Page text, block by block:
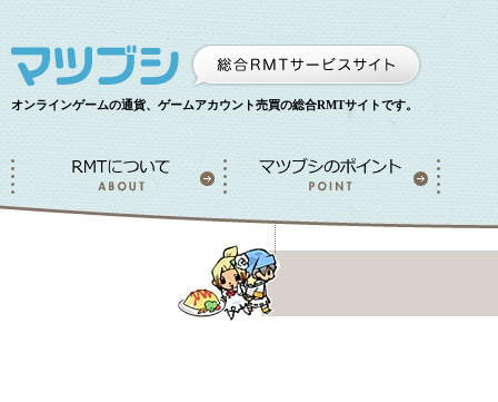
オンラインゲームの通貨、ゲームアカウント売買の総合RMTサイトです。